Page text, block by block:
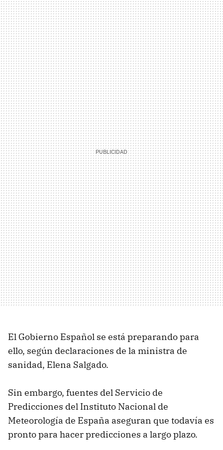
El Gobierno Español se está preparando para
ello, según declaraciones de la ministra de
sanidad, Elena Salgado.
Sin embargo, fuentes del Servicio de
Predicciones del Instituto Nacional de
Meteorología de España aseguran que todavía es
pronto para hacer predicciones a largo plazo.